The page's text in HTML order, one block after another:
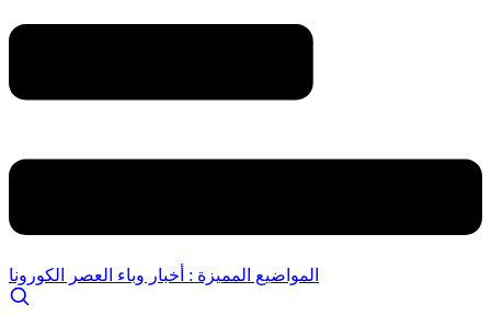
المواضيع المميزة : أخبار وباء العصر الكورونا